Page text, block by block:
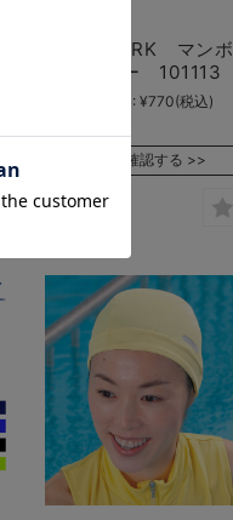
FOOTMARK マンボ
ウ フリー 101113
当店通常価格: ¥770(税込)
在庫を確認する